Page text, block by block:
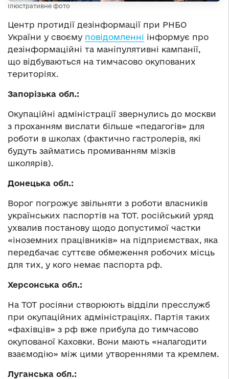
Ілюстративне фото
Центр протидії дезінформації при РНБО
України у своєму повідомленні інформує про
дезінформаційні та маніпулятивні кампанії,
що відбуваються на тимчасово окупованих
територіях.
Запорізька обл.:
Окупаційні адміністрації звернулись до москви
з проханням вислати більше «педагогів» для
роботи в школах (фактично гастролерів, які
будуть займатись промиванням мізків
школярів).
Донецька обл.:
Ворог погрожує звільняти з роботи власників
українських паспортів на ТОТ. російський уряд
ухвалив постанову щодо допустимої частки
«іноземних працівників» на підприємствах, яка
передбачає суттєве обмеження робочих місць
для тих, у кого немає паспорта рф.
Херсонська обл.:
На ТОТ росіяни створюють відділи пресслужб
при окупаційних адміністраціях. Партія таких
«фахівців» з рф вже прибула до тимчасово
окупованої Каховки. Вони мають «налагодити
взаємодію» між цими утвореннями та кремлем.
Луганська обл.: